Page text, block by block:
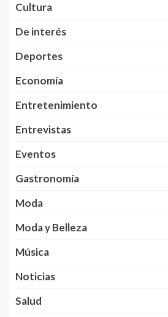
Cultura
De interés
Deportes
Economía
Entretenimiento
Entrevistas
Eventos
Gastronomía
Moda
Moda y Belleza
Música
Noticias
Salud